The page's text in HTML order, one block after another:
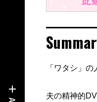
「ワタシ」
夫の精神的